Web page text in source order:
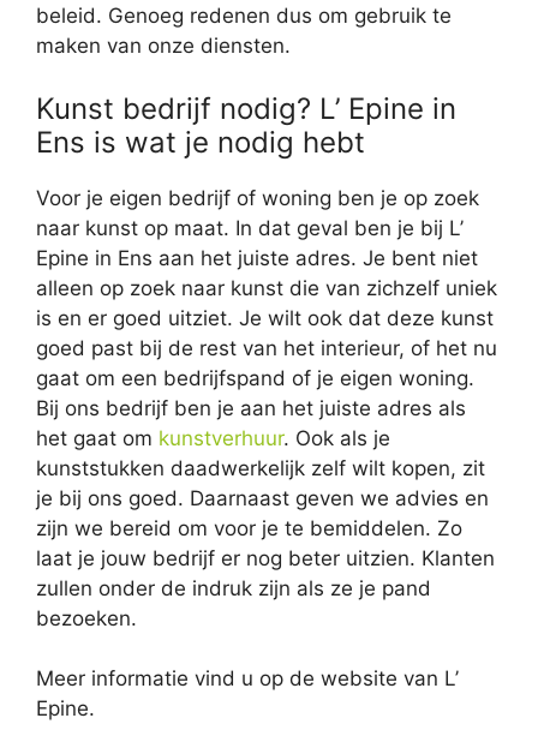
beleid. Genoeg redenen dus om gebruik te
maken van onze diensten.
Kunst bedrijf nodig? L’ Epine in
Ens is wat je nodig hebt
Voor je eigen bedrijf of woning ben je op zoek
naar kunst op maat. In dat geval ben je bij L’
Epine in Ens aan het juiste adres. Je bent niet
alleen op zoek naar kunst die van zichzelf uniek
is en er goed uitziet. Je wilt ook dat deze kunst
goed past bij de rest van het interieur, of het nu
gaat om een bedrijfspand of je eigen woning.
Bij ons bedrijf ben je aan het juiste adres als
het gaat om kunstverhuur. Ook als je
kunststukken daadwerkelijk zelf wilt kopen, zit
je bij ons goed. Daarnaast geven we advies en
zijn we bereid om voor je te bemiddelen. Zo
laat je jouw bedrijf er nog beter uitzien. Klanten
zullen onder de indruk zijn als ze je pand
bezoeken.
Meer informatie vind u op de website van L’
Epine.